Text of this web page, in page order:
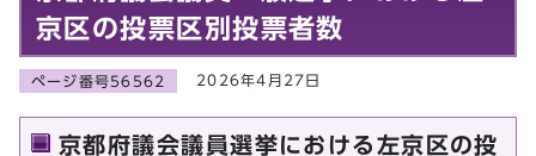
京区の投票区別投票者数
ページ番号56562 2026年4月27日
京都府議会議員選挙における左京区の投